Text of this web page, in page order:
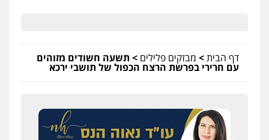
דף הבית> מבזקים פלילים > תשעה חשודים מזוהים
עם חרירי בפרשת הרצח הכפול של תושבי ירכא